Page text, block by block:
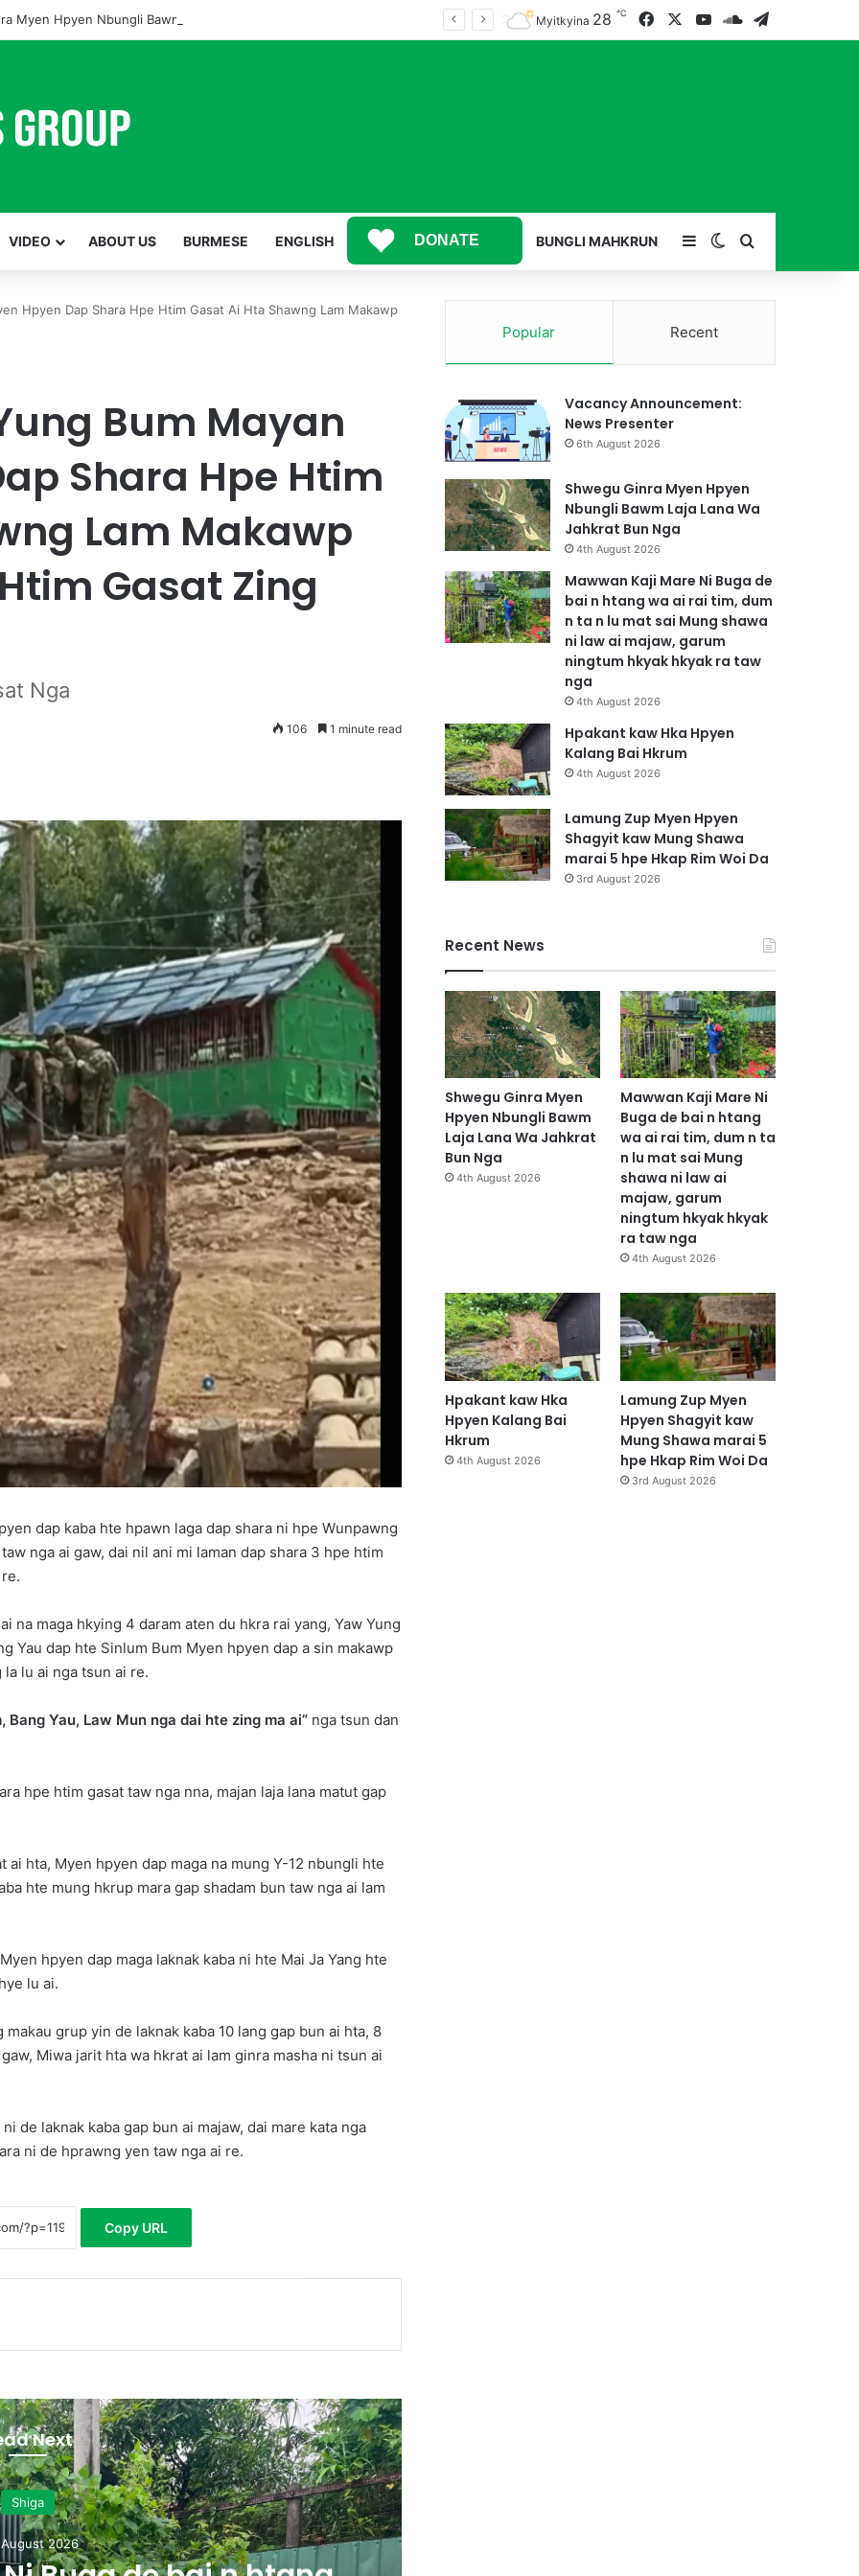
Myen Hpyen Nbungli Bawm Laja Lana Wa Jahkrat Bun Nga Myitkyina 28 ℃ FacebookYouTube
SoundCloud
VIDEO ABOUT US BURMESE ENGLISH DONATE BUNGLI MAHKRUN SidebarSwitch skin
Search for
Hpyen Dap Shara Hpe Htim Gasat Ai Hta Shawng Lam Makawp
Bum Mayan
Shara Hpe Htim
Lam Makawp
Gasat Zing
Nga
106 1 minute read
dap kaba hte hpawn laga dap shara ni hpe Wunpawng
nga ai gaw, dai nil ani mi laman dap shara 3 hpe htim
na maga hkying 4 daram aten du hkra rai yang, Yaw Yung
Yau dap hte Sinlum Bum Myen hpyen dap a sin makawp
lu ai nga tsun ai re.
Yau, Law Mun nga dai hte zing ma ai” nga tsun dan
hpe htim gasat taw nga nna, majan laja lana matut gap
hta, Myen hpyen dap maga na mung Y-12 nbungli hte
hte mung hkrup mara gap shadam bun taw nga ai lam
hpyen dap maga laknak kaba ni hte Mai Ja Yang hte
lu ai.
grup yin de laknak kaba 10 lang gap bun ai hta, 8
Miwa jarit hta wa hkrat ai lam ginra masha ni tsun ai
de laknak kaba gap bun ai majaw, dai mare kata nga
ni de hprawng yen taw nga ai re.
Copy URL
Next
Shiga
2026
Popular Recent
Vacancy Announcement:
News Presenter
6th August 2026
Shwegu Ginra Myen Hpyen
Nbungli Bawm Laja Lana Wa
Jahkrat Bun Nga
4th August 2026
Mawwan Kaji Mare Ni Buga de
bai n htang wa ai rai tim, dum
n ta n lu mat sai Mung shawa
ni law ai majaw, garum
ningtum hkyak hkyak ra taw
nga
4th August 2026
Hpakant kaw Hka Hpyen
Kalang Bai Hkrum
4th August 2026
Lamung Zup Myen Hpyen
Shagyit kaw Mung Shawa
marai 5 hpe Hkap Rim Woi Da
3rd August 2026
Recent News
Shwegu Ginra Myen
Hpyen Nbungli Bawm
Laja Lana Wa Jahkrat
Bun Nga
4th August 2026
Mawwan Kaji Mare Ni
Buga de bai n htang
wa ai rai tim, dum n ta
n lu mat sai Mung
shawa ni law ai
majaw, garum
ningtum hkyak hkyak
ra taw nga
4th August 2026
Hpakant kaw Hka
Hpyen Kalang Bai
Hkrum
4th August 2026
Lamung Zup Myen
Hpyen Shagyit kaw
Mung Shawa marai 5
hpe Hkap Rim Woi Da
3rd August 2026